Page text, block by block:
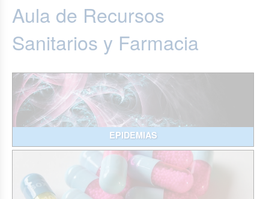
Aula de Recursos
Sanitarios y Farmacia
EPIDEMIAS